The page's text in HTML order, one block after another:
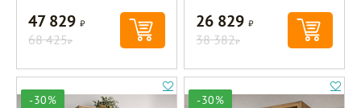
47 829Р
68 425Р
26 829Р
38 382Р
-30% -30%